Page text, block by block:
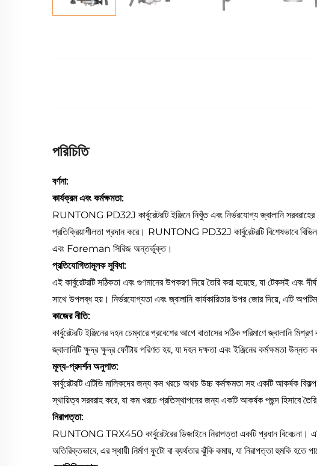
পরিচিতি
বর্ণনা:
কার্যক্রম এবং কর্মক্ষমতা:
RUNTONG PD32J কার্বুরেটরটি ইঞ্জিনে নিখুঁত এবং নির্ভরযোগ্য জ্বালানি সরবরাহের
প্রতিক্রিয়াশীলতা প্রদান করে। RUNTONG PD32J কার্বুরেটরটি
এবং Foreman সিরিজ অন্তর্ভুক্ত।
প্রতিযোগিতামূলক সুবিধা:
এই কার্বুরেটরটি সঠিকতা এবং গুণমানের উপকরণ দিয়ে তৈরি করা হয়েছে, যা টেকসই এবং
সাথে উপলব্ধ হয়। নির্ভরযোগ্যতা এবং জ্বালানি কার্যকারিতার উপর জোর দিয়ে, এটি
কাজের নীতি:
কার্বুরেটরটি ইঞ্জিনের দহন চেম্বারে প্রবেশের আগে বাতাসের সঠিক পরিমাণে জ্বালানি
জ্বালানিটি ক্ষুদ্র ক্ষুদ্র ফোঁটায় পরিণত হয়, যা দহন দক্ষতা এবং ইঞ্জিনের কর্মক্ষমতা উন্নত
মূল্য-প্রদর্শন অনুপাত:
কার্বুরেটরটি এটিভি মালিকদের জন্য কম খরচে অথচ উচ্চ কর্মক্ষমতা সহ একটি আকর্ষক
স্থায়িত্ব সরবরাহ করে, যা কম খরচে প্রতিস্থাপনের জন্য একটি আকর্ষক পছন্দ হিসাবে
নিরাপত্তা:
RUNTONG TRX450 কার্বুরেটরের ডিজাইনে নিরাপত্তা একটি প্রধান বিবেচনা। এটি
অতিরিক্তভাবে, এর স্থায়ী নির্মাণ ফুটো বা ব্যর্থতার ঝুঁকি কমায়, যা নিরাপত্তা হুমকি হতে